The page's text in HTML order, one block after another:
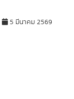
5 มีนาคม 2569